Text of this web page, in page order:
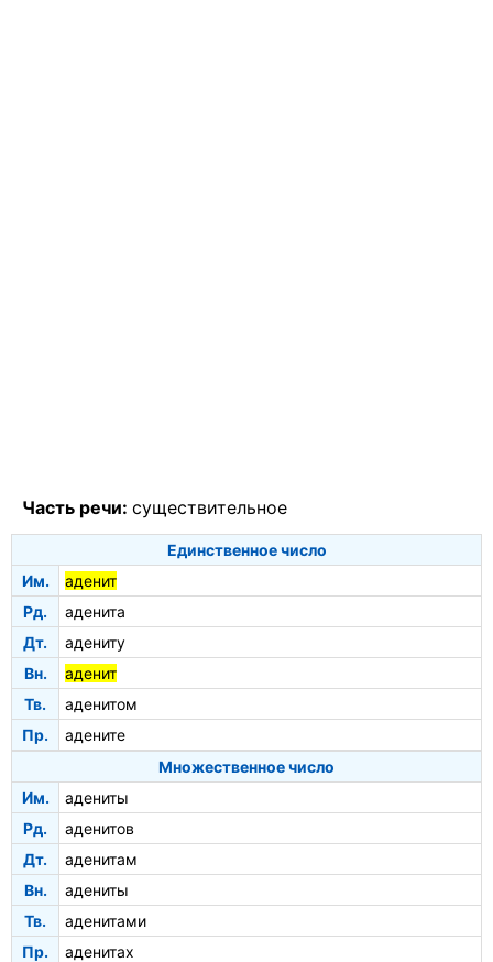
Часть речи: существительное
Единственное число
Им.
аденит
Рд.
аденита
Дт.
адениту
Вн.
аденит
Тв.
аденитом
Пр.
адените
Множественное число
Им.
адениты
Рд.
аденитов
Дт.
аденитам
Вн.
адениты
Тв.
аденитами
Пр.
аденитах